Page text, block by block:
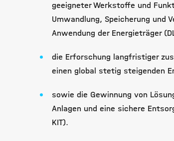
geeigneter Werkstoffe und
Umwandlung, Speicherung und
Anwendung der Energieträger
die Erforschung langfristiger
einen global stetig steigenden
sowie die Gewinnung von
Anlagen und eine sichere
KIT).